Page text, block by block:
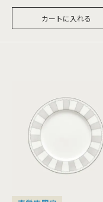
カートに入れる